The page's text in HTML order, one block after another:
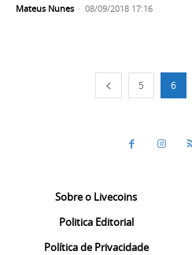
Mateus Nunes - 08/09/2018 17:16
5 6
Sobre o Livecoins
Politica Editorial
Política de Privacidade